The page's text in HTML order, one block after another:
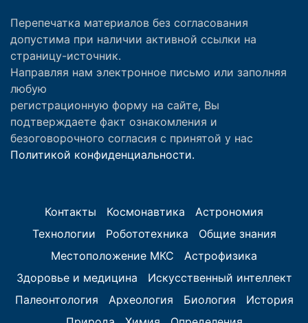
Перепечатка материалов без согласования
допустима при наличии активной ссылки на
страницу-источник.
Направляя нам электронное письмо или заполняя
любую
регистрационную форму на сайте, Вы
подтверждаете факт ознакомления и
безоговорочного согласия с принятой у нас
Политикой конфиденциальности.
Контакты Космонавтика
Астрономия
Технологии
Робототехника
Общие знания
Местоположение МКС
Астрофизика
Здоровье и медицина
Искусственный интеллект
Палеонтология
Археология Биология
История